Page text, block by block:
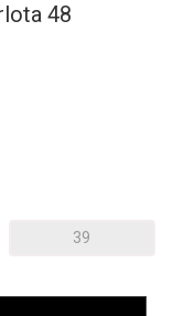
48
39